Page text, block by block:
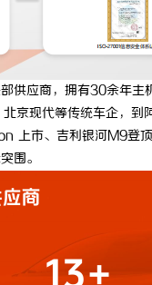
应商，拥有30余年主
京现代等传统车企，
市、吉利银河M9登
围。